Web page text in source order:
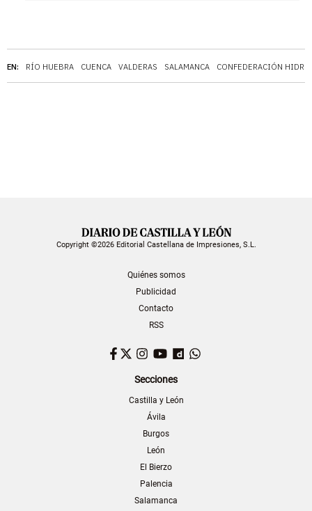
EN: RÍO HUEBRA CUENCA VALDERAS SALAMANCA CONFEDERACIÓN
Copyright ©2026 Editorial Castellana de Impresiones, S.L.
Quiénes somos
Publicidad
Contacto
RSS
Facebook
TwitterInstagram
YouTubeDailymotion
Secciones
Castilla y León
Ávila
Burgos
León
El Bierzo
Palencia
Salamanca